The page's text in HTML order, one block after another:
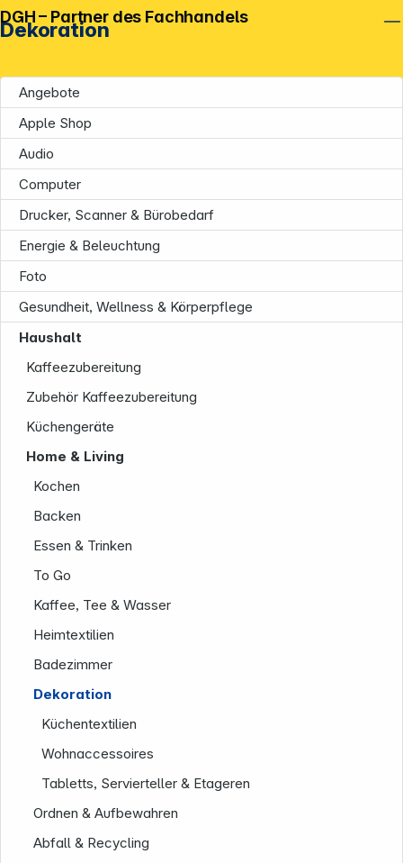
Dekoration
Angebote
Apple Shop
Audio
Computer
Drucker, Scanner & Bürobedarf
Energie & Beleuchtung
Foto
Gesundheit, Wellness & Körperpflege
Haushalt
Kaffeezubereitung
Zubehör Kaffeezubereitung
Küchengeräte
Home & Living
Kochen
Backen
Essen & Trinken
To Go
Kaffee, Tee & Wasser
Heimtextilien
Badezimmer
Dekoration
Küchentextilien
Wohnaccessoires
Tabletts, Servierteller & Etageren
Ordnen & Aufbewahren
Abfall & Recycling
DGH – Partner des Fachhandels